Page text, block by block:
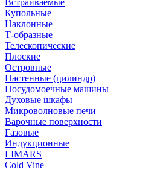
Встраиваемые
Купольные
Наклонные
Т-образные
Телескопические
Плоские
Островные
Настенные (цилиндр)
Посудомоечные машины
Духовые шкафы
Микроволновые печи
Варочные поверхности
Газовые
Индукционные
LIMARS
Cold Vine